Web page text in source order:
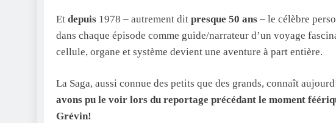
Et depuis 1978 – autrement dit presque 50 ans – le célèbre
dans chaque épisode comme guide/narrateur d’un voyage
cellule, organe et système devient une aventure à part entière.
La Saga, aussi connue des petits que des grands, connaît
avons pu le voir lors du reportage précédant le moment
Grévin!